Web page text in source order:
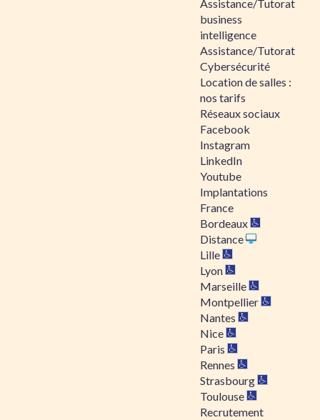
Assistance/Tutorat
business
intelligence
Assistance/Tutorat
Cybersécurité
Location de salles :
nos tarifs
Réseaux sociaux
Facebook
Instagram
LinkedIn
Youtube
Implantations
France
Bordeaux
Distance
Lille
Lyon
Marseille
Montpellier
Nantes
Nice
Paris
Rennes
Strasbourg
Toulouse
Recrutement